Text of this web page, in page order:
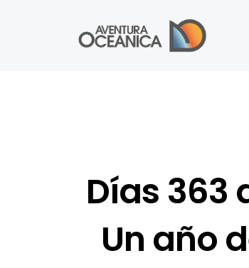
Días 363
Un año